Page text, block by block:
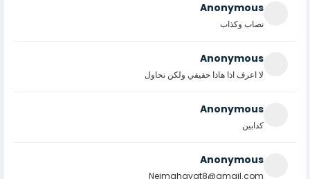
Anonymous
نصاب وكذاب
Anonymous
لا اعرف اذا هاذا حقيقي ولكن نحاول
Anonymous
كدابين
Anonymous
Neimahayat8@gmail.com